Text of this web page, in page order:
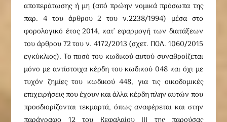
αποπεράτωσης ή μη (από πρώην νομικά πρόσωπα της
παρ. 4 του άρθρου 2 του ν.2238/1994) μέσα στο
φορολογικό έτος 2014, κατ’ εφαρμογή των διατάξεων
του άρθρου 72 του ν. 4172/2013 (σχετ. ΠΟΛ. 1060/2015
εγκύκλιος). Το ποσό του κωδικού αυτού συναθροίζεται
μόνο με αντίστοιχα κέρδη του κωδικού 048 και όχι με
τυχόν ζημίες του κωδικού 448, για τις οικοδομικές
επιχειρήσεις που έχουν και άλλα κέρδη πλην αυτών που
προσδιορίζονται τεκμαρτά, όπως αναφέρεται και στην